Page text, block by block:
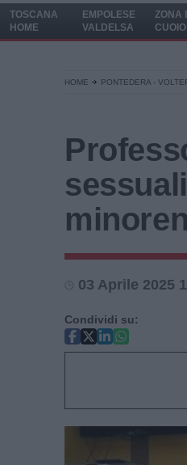
TOSCANA
HOME
EMPOLESE
VALDELSA
ZONA
CUOIO
HOME PONTEDERA -
03 Aprile 2025
Condividi su: